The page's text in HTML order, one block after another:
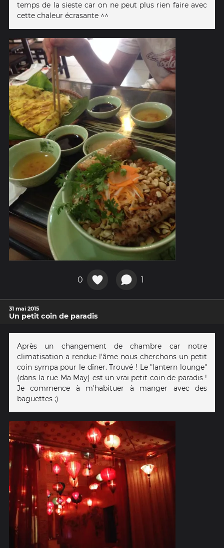
temps de la sieste car on ne peut plus rien faire avec
cette chaleur écrasante ^^
0 1
31 mai 2015
Un petit coin de paradis
Après un changement de chambre car notre
climatisation a rendue l'âme nous cherchons un petit
coin sympa pour le dîner. Trouvé ! Le "lantern lounge"
(dans la rue Ma May) est un vrai petit coin de paradis !
Je commence à m'habituer à manger avec des
baguettes ;)